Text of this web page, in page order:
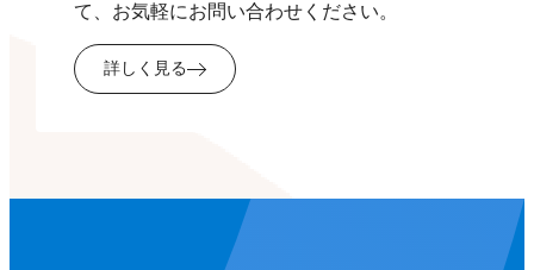
て、お気軽にお問い合わせください。
詳しく見る